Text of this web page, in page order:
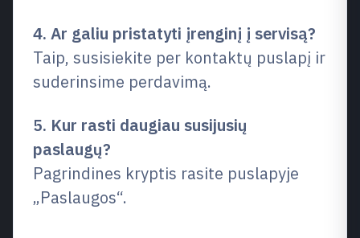
4. Ar galiu pristatyti įrenginį į servisą?
Taip, susisiekite per kontaktų puslapį ir
suderinsime perdavimą.
5. Kur rasti daugiau susijusių
paslaugų?
Pagrindines kryptis rasite puslapyje
„Paslaugos“.